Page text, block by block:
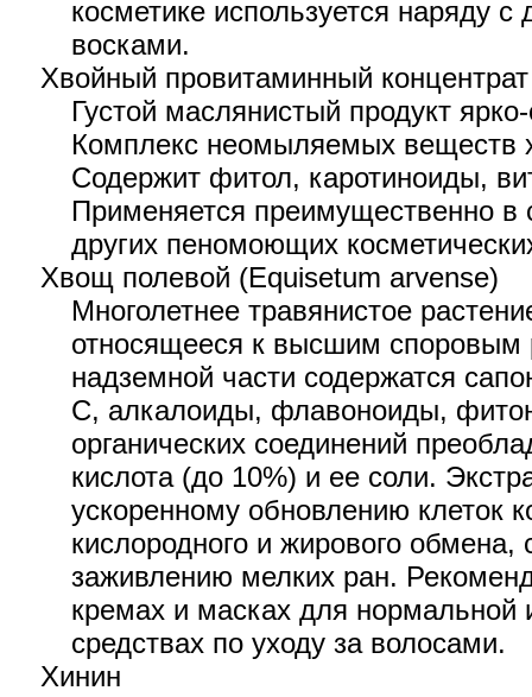
косметике используется наряду
восками.
Хвойный провитаминный концентрат
Густой маслянистый продукт
Комплекс неомыляемых веществ
Содержит фитол, каротиноиды,
Применяется преимущественно в
других пеномоющих
Хвощ полевой (Equisetum arvense)
Многолетнее травянистое
относящееся к высшим споровым
надземной части содержатся
С, алкалоиды, флавоноиды,
органических соединений
кислота (до 10%) и ее соли.
ускоренному обновлению клеток
кислородного и жирового обмена,
заживлению мелких ран.
кремах и масках для нормальной
средствах по уходу за волосами.
Хинин